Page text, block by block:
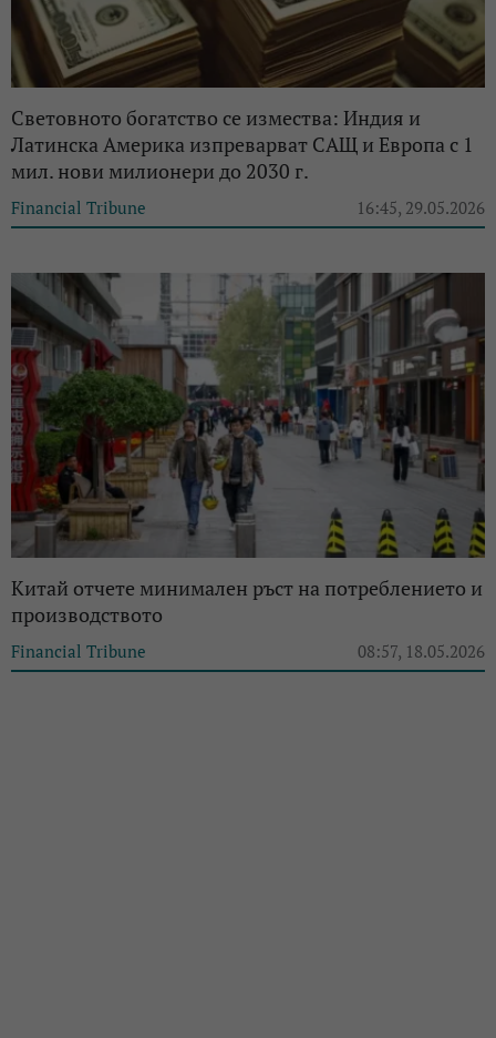
Световното богатство се измества: Индия и
Латинска Америка изпреварват САЩ и Европа с 1
мил. нови милионери до 2030 г.
Financial Tribune 16:45, 29.05.2026
Китай отчете минимален ръст на потреблението и
производството
Financial Tribune 08:57, 18.05.2026